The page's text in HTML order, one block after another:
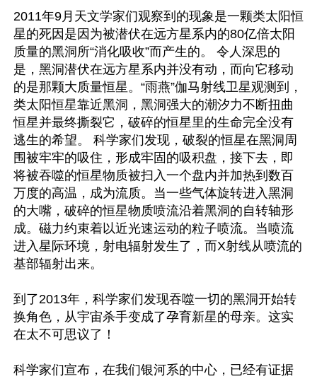
2011年9月天文学家们观察到的现象是一颗类太阳恒
星的死因是因为被潜伏在远方星系内的80亿倍太阳
质量的黑洞所“消化吸收”而产生的。 令人深思的
是，黑洞潜伏在远方星系内并没有动，而向它移动
的是那颗大质量恒星。“雨燕”伽马射线卫星观测到，
类太阳恒星靠近黑洞，黑洞强大的潮汐力不断扭曲
恒星并最终撕裂它，破碎的恒星里的生命完全没有
逃生的希望。 科学家们发现，破裂的恒星在黑洞周
围被牢牢的吸住，形成牢固的吸积盘，接下去，即
将被吞噬的恒星物质被扫入一个盘内并加热到数百
万度的高温，成为流质。当一些气体旋转进入黑洞
的大嘴，破碎的恒星物质喷流沿着黑洞的自转轴形
成。磁力约束着以近光速运动的粒子喷流。当喷流
进入星际环境，射电辐射发生了，而X射线从喷流的
基部辐射出来。
到了2013年，科学家们发现吞噬一切的黑洞开始转
换角色，从宇宙杀手变成了孕育新星的母亲。这实
在太不可思议了！
科学家们宣布，在我们银河系的中心，已经有证据